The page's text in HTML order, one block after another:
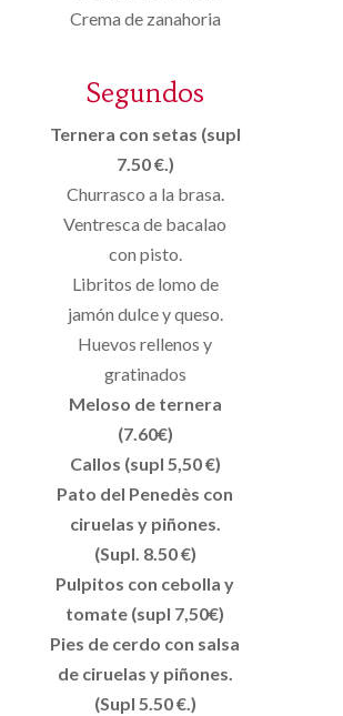
Crema de zanahoria
Segundos
Ternera con setas (supl
7.50 €.)
Churrasco a la brasa.
Ventresca de bacalao
con pisto.
Libritos de lomo de
jamón dulce y queso.
Huevos rellenos y
gratinados
Meloso de ternera
(7.60€)
Callos (supl 5,50 €)
Pato del Penedès con
ciruelas y piñones.
(Supl. 8.50 €)
Pulpitos con cebolla y
tomate (supl 7,50€)
Pies de cerdo con salsa
de ciruelas y piñones.
(Supl 5.50 €.)